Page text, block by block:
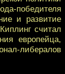
победителя
и развитие
считал
европейца,
либералов